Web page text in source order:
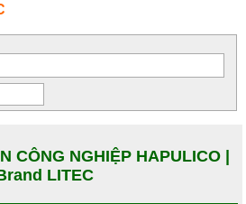
CÔNG NGHIỆP HAPULICO |
LITEC